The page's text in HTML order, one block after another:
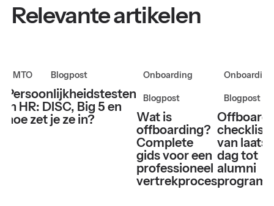
Relevante artikelen
MTO Blogpost
Persoonlijkheidstesten
in HR: DISC, Big 5 en
hoe zet je ze in?
Onboarding
Blogpost
Wat is
offboarding?
Complete
gids voor een
professioneel
vertrekproces
Onboarding
Blogpost
checklist:
van
dag tot
alumni
program